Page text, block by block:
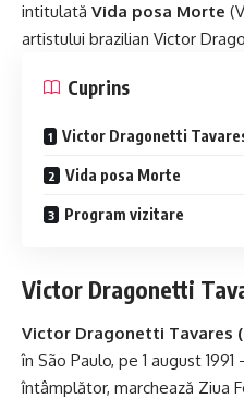
intitulată Vida posa Morte
artistului brazilian Victor
Cuprins
Victor Dragonetti
Vida posa Morte
Program vizitare
Victor Dragonetti
Victor Dragonetti Tavares
în São Paulo, pe 1 august
întâmplător, marchează Ziua